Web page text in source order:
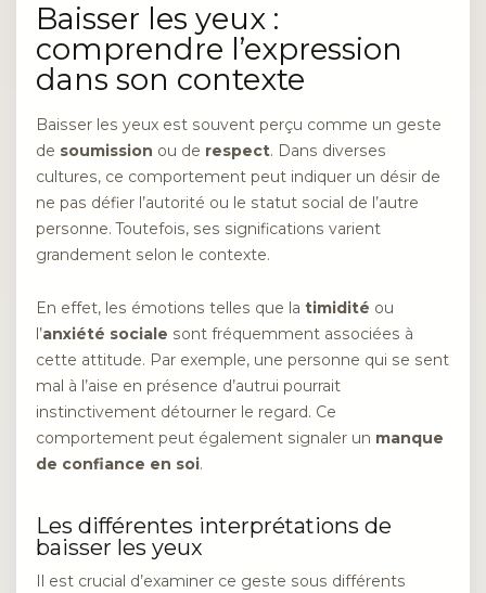
Baisser les yeux :
comprendre l’expression
dans son contexte
Baisser les yeux est souvent perçu comme un geste
de soumission ou de respect. Dans diverses
cultures, ce comportement peut indiquer un désir de
ne pas défier l’autorité ou le statut social de l’autre
personne. Toutefois, ses significations varient
grandement selon le contexte.
En effet, les émotions telles que la timidité ou
l’anxiété sociale sont fréquemment associées à
cette attitude. Par exemple, une personne qui se sent
mal à l’aise en présence d’autrui pourrait
instinctivement détourner le regard. Ce
comportement peut également signaler un manque
de confiance en soi.
Les différentes interprétations de
baisser les yeux
Il est crucial d’examiner ce geste sous différents